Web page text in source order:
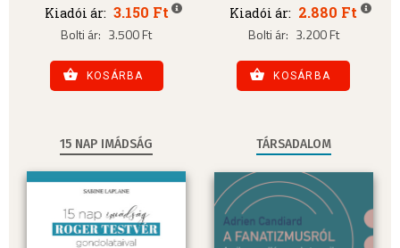
Kiadói ár: 3.150 Ft
Bolti ár: 3.500 Ft
KOSÁRBA
Kiadói ár: 2.880 Ft
Bolti ár: 3.200 Ft
KOSÁRBA
15 NAP IMÁDSÁG TÁRSADALOM